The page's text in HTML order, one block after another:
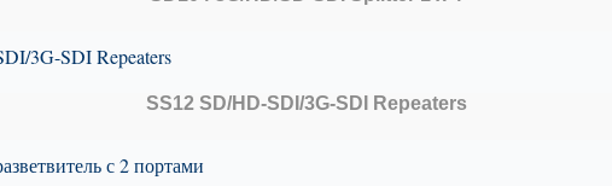
SS12 SD/HD-SDI/3G-SDI Repeaters